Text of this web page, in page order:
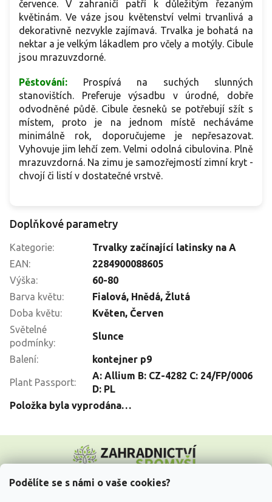
Podělíte se s námi o vaše cookies?
července. V zahraničí patří k důležitým řezaným
květinám. Ve váze jsou květenství velmi trvanlivá a
dekorativně nezvykle zajímavá. Trvalka je bohatá na
nektar a je velkým lákadlem pro včely a motýly. Cibule
jsou mrazuvzdorné.
Pěstování:
Prospívá na suchých slunných
stanovištích. Preferuje výsadbu v úrodné, dobře
odvodněné půdě. Cibule česneků se potřebují sžít s
místem, proto je na jednom místě necháváme
minimálně rok, doporučujeme je nepřesazovat.
Vyhovuje jim lehčí zem. Velmi odolná cibulovina. Plně
mrazuvzdorná. Na zimu je samozřejmostí zimní kryt -
chvojí či listí v dostatečné vrstvě.
Doplňkové parametry
Kategorie:
Trvalky začínající latinsky na A
EAN:
2284900088605
Výška:
60-80
Barva květu: Fialová, Hnědá, Žlutá
Doba květu: Květen, Červen
Světelné
podmínky:
Slunce
Balení: kontejner p9
Plant Passport:
A: Allium B: CZ-4282 C: 24/FP/0006
D: PL
Položka byla vyprodána…
p